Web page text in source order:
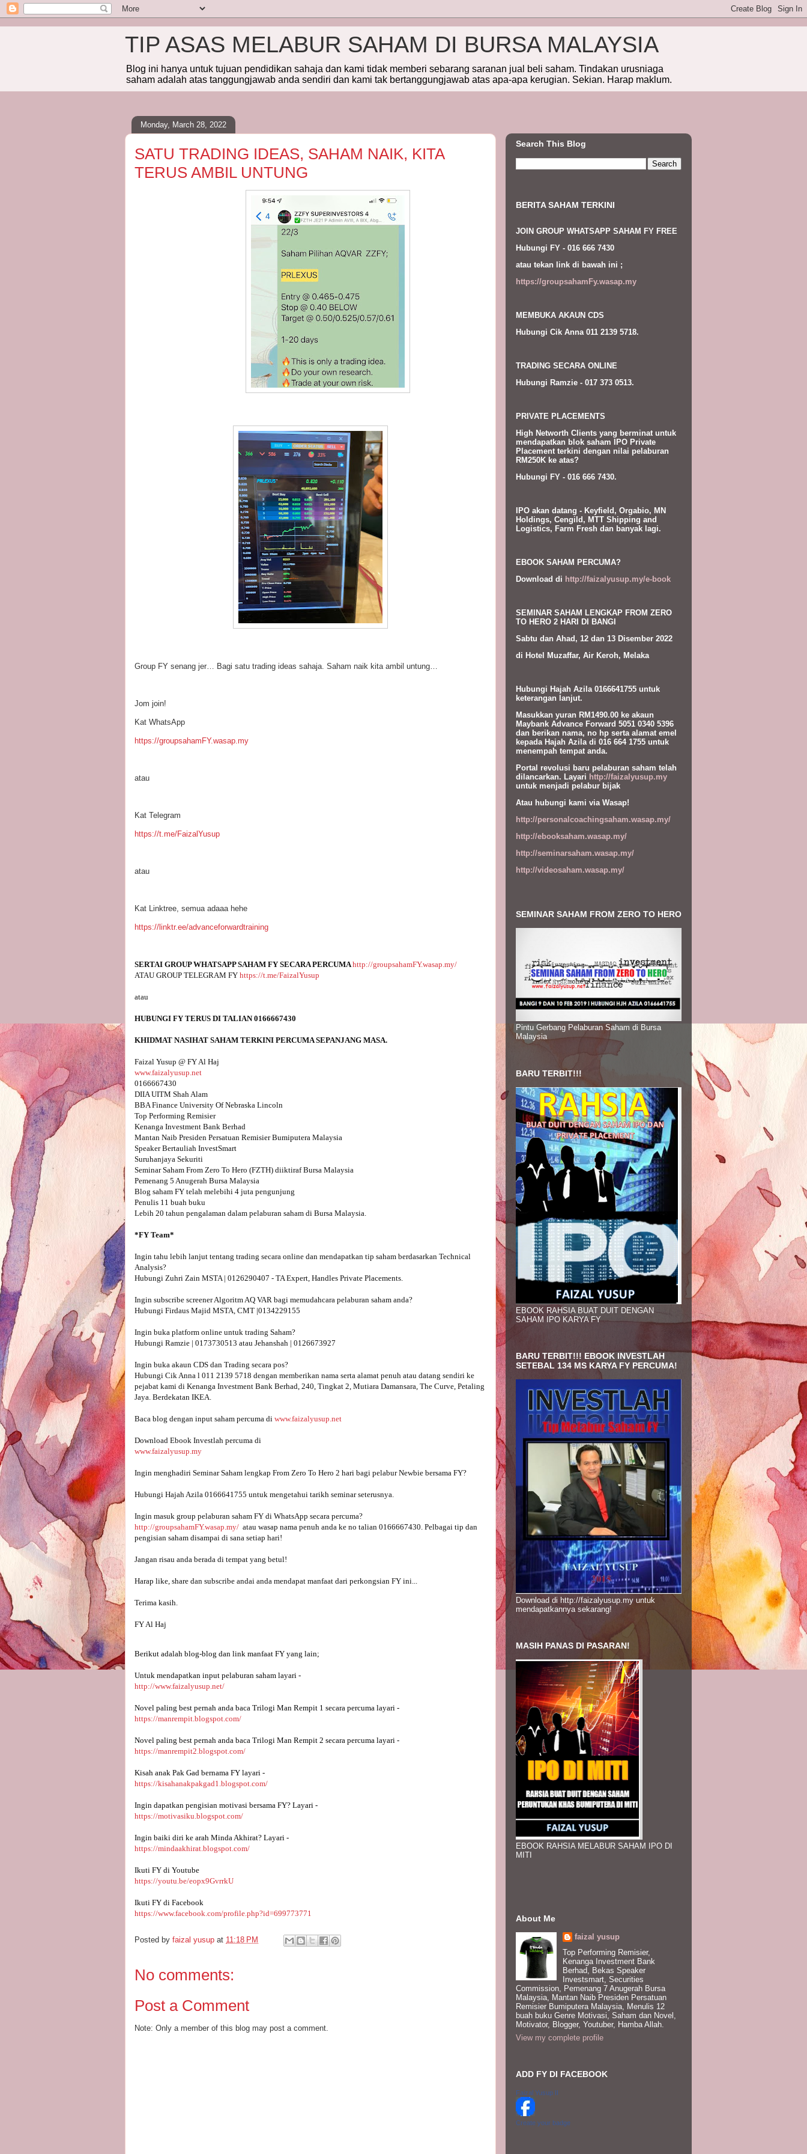
TIP ASAS MELABUR SAHAM DI BURSA MALAYSIA
Blog ini hanya untuk tujuan pendidikan sahaja dan kami tidak memberi sebarang saranan jual beli saham. Tindakan urusniaga
saham adalah atas tanggungjawab anda sendiri dan kami tak bertanggungjawab atas apa-apa kerugian. Sekian. Harap maklum.
Monday, March 28, 2022
SATU TRADING IDEAS, SAHAM NAIK, KITA
TERUS AMBIL UNTUNG
Group FY senang jer… Bagi satu trading ideas sahaja. Saham naik kita ambil untung…
Jom join!
Kat WhatsApp
https://groupsahamFY.wasap.my
atau
Kat Telegram
https://t.me/FaizalYusup
atau
Kat Linktree, semua adaaa hehe
https://linktr.ee/advanceforwardtraining
SERTAI GROUP WHATSAPP SAHAM FY SECARA PERCUMA http://groupsahamFY.wasap.my/
ATAU GROUP TELEGRAM FY https://t.me/FaizalYusup
www.faizalyusup.net
0166667430
DIIA UITM Shah Alam
BBA Finance University Of Nebraska Lincoln
Top Performing Remisier
Kenanga Investment Bank Berhad
Mantan Naib Presiden Persatuan Remisier Bumiputera Malaysia
Speaker Bertauliah InvestSmart
Suruhanjaya Sekuriti
Seminar Saham From Zero To Hero (FZTH) diiktiraf Bursa Malaysia
Pemenang 5 Anugerah Bursa Malaysia
Blog saham FY telah melebihi 4 juta pengunjung
Penulis 11 buah buku
Lebih 20 tahun pengalaman dalam pelaburan saham di Bursa Malaysia.
Ingin tahu lebih lanjut tentang trading secara online dan mendapatkan tip saham berdasarkan Technical
Analysis?
Hubungi Zuhri Zain MSTA | 0126290407 - TA Expert, Handles Private Placements.
Ingin subscribe screener Algoritm AQ VAR bagi memudahcara pelaburan saham anda?
Hubungi Firdaus Majid MSTA, CMT |0134229155
Ingin buka platform online untuk trading Saham?
Hubungi Ramzie | 0173730513 atau Jehanshah | 0126673927
Ingin buka akaun CDS dan Trading secara pos?
Hubungi Cik Anna l 011 2139 5718 dengan memberikan nama serta alamat penuh atau datang sendiri ke
pejabat kami di Kenanga Investment Bank Berhad, 240, Tingkat 2, Mutiara Damansara, The Curve, Petaling
Jaya. Berdekatan IKEA.
Baca blog dengan input saham percuma di www.faizalyusup.net
www.faizalyusup.my
Hubungi Hajah Azila 0166641755 untuk mengetahui tarikh seminar seterusnya.
Ingin masuk group pelaburan saham FY di WhatsApp secara percuma?
http://groupsahamFY.wasap.my/
  atau wasap nama penuh anda ke no talian 0166667430. Pelbagai tip dan
pengisian saham disampai di sana setiap hari!
Jangan risau anda berada di tempat yang betul!
Harap like, share dan subscribe andai anda mendapat manfaat dari perkongsian FY ini...
Terima kasih.
FY Al Haj
Berikut adalah blog-blog dan link manfaat FY yang lain;
Untuk mendapatkan input pelaburan saham layari -
http://www.faizalyusup.net/
Novel paling best pernah anda baca Trilogi Man Rempit 1 secara percuma layari -
https://manrempit.blogspot.com/
Novel paling best pernah anda baca Trilogi Man Rempit 2 secara percuma layari -
https://manrempit2.blogspot.com/
Kisah anak Pak Gad bernama FY layari -
https://kisahanakpakgad1.blogspot.com/
Ingin dapatkan pengisian motivasi bersama FY? Layari -
https://motivasiku.blogspot.com/
Ingin baiki diri ke arah Minda Akhirat? Layari -
https://mindaakhirat.blogspot.com/
Ikuti FY di Youtube
https://youtu.be/eopx9GvrrkU
Ikuti FY di Facebook
https://www.facebook.com/profile.php?id=699773771
Posted by faizal yusup at 11:18 PM
No comments:
Post a Comment
Note: Only a member of this blog may post a comment.
Search This Blog
BERITA SAHAM TERKINI
JOIN GROUP WHATSAPP SAHAM FY FREE
Hubungi FY - 016 666 7430
atau tekan link di bawah ini ;
https://groupsahamFy.wasap.my
MEMBUKA AKAUN CDS
Hubungi Cik Anna 011 2139 5718.
TRADING SECARA ONLINE
Hubungi Ramzie - 017 373 0513.
PRIVATE PLACEMENTS
High Networth Clients yang berminat untuk
mendapatkan blok saham IPO Private
Placement terkini dengan nilai pelaburan
RM250K ke atas?
Hubungi FY - 016 666 7430.
IPO akan datang - Keyfield, Orgabio, MN
Holdings, Cengild, MTT Shipping and
Logistics, Farm Fresh dan banyak lagi.
EBOOK SAHAM PERCUMA?
Download di http://faizalyusup.my/e-book
SEMINAR SAHAM LENGKAP FROM ZERO
TO HERO 2 HARI DI BANGI
Sabtu dan Ahad, 12 dan 13 Disember 2022
di Hotel Muzaffar, Air Keroh, Melaka
Hubungi Hajah Azila 0166641755 untuk
keterangan lanjut.
Masukkan yuran RM1490.00 ke akaun
Maybank Advance Forward 5051 0340 5396
dan berikan nama, no hp serta alamat emel
kepada Hajah Azila di 016 664 1755 untuk
menempah tempat anda.
Portal revolusi baru pelaburan saham telah
dilancarkan. Layari http://faizalyusup.my
untuk menjadi pelabur bijak
Atau hubungi kami via Wasap!
http://personalcoachingsaham.wasap.my/
http://ebooksaham.wasap.my/
http://seminarsaham.wasap.my/
http://videosaham.wasap.my/
SEMINAR SAHAM FROM ZERO TO HERO
Pintu Gerbang Pelaburan Saham di Bursa
Malaysia
BARU TERBIT!!!
EBOOK RAHSIA BUAT DUIT DENGAN
SAHAM IPO KARYA FY
BARU TERBIT!!! EBOOK INVESTLAH
SETEBAL 134 MS KARYA FY PERCUMA!
Download di http://faizalyusup.my untuk
mendapatkannya sekarang!
MASIH PANAS DI PASARAN!
EBOOK RAHSIA MELABUR SAHAM IPO DI
MITI
About Me
faizal yusup
Top Performing Remisier,
Kenanga Investment Bank
Berhad, Bekas Speaker
Investsmart, Securities
Commission, Pemenang 7 Anugerah Bursa
Malaysia, Mantan Naib Presiden Persatuan
Remisier Bumiputera Malaysia, Menulis 12
buah buku Genre Motivasi, Saham dan Novel,
Motivator, Blogger, Youtuber, Hamba Allah.
View my complete profile
ADD FY DI FACEBOOK
Faizal Yusup II
Create your badge